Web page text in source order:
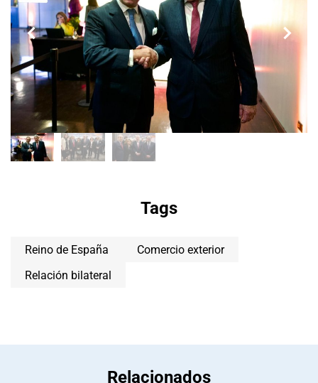
Tags
Reino de España
Comercio exterior
Relación bilateral
Relacionados